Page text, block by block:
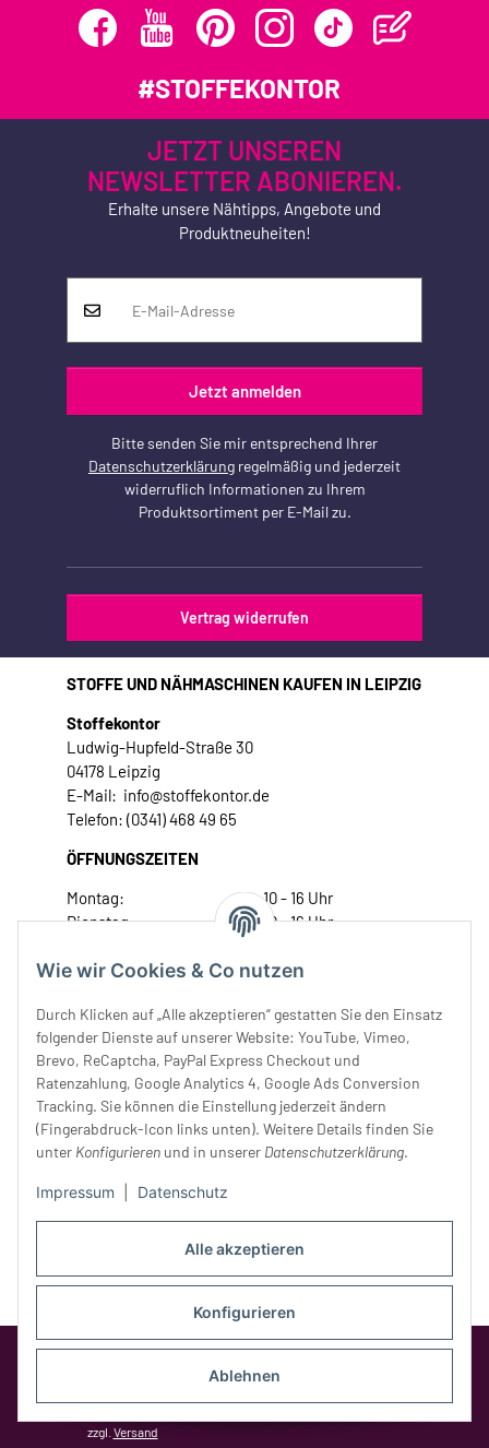
Alle akzeptieren
Konfigurieren
Ablehnen
Wie wir Cookies & Co nutzen
Durch Klicken auf „Alle akzeptieren“ gestatten Sie den Einsatz
folgender Dienste auf unserer Website: YouTube, Vimeo,
Brevo, ReCaptcha, PayPal Express Checkout und
Ratenzahlung, Google Analytics 4, Google Ads Conversion
Tracking. Sie können die Einstellung jederzeit ändern
(Fingerabdruck-Icon links unten). Weitere Details finden Sie
unter Konfigurieren und in unserer Datenschutzerklärung.
Impressum Datenschutz
#STOFFEKONTOR
JETZT UNSEREN
NEWSLETTER ABONIEREN.
Erhalte unsere Nähtipps, Angebote und
Produktneuheiten!
Jetzt anmelden
Bitte senden Sie mir entsprechend Ihrer
Datenschutzerklärung regelmäßig und jederzeit
widerruflich Informationen zu Ihrem
Produktsortiment per E-Mail zu.
Vertrag widerrufen
STOFFE UND NÄHMASCHINEN KAUFEN IN LEIPZIG
Stoffekontor
Ludwig-Hupfeld-Straße 30
04178 Leipzig
E-Mail: info@stoffekontor.de
Telefon: (0341) 468 49 65
ÖFFNUNGSZEITEN
Montag:
10 - 16 Uhr
Dienstag:
10 - 16 Uhr
Donnerstag:
10 - 18 Uhr
Samstag:
10 - 14 Uhr
Unser Service
Rechtliches
Google Analytics deaktivierenStatus:
zzgl. Versand